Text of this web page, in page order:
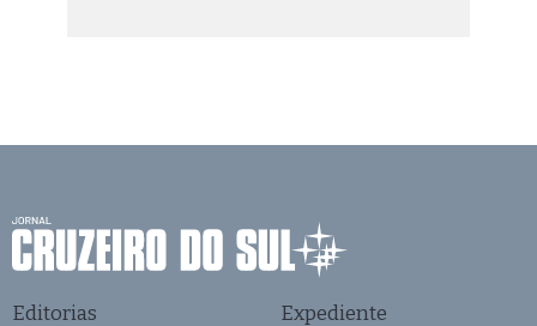
Editorias Expediente